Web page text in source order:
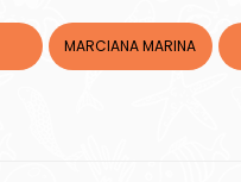
MARCIANA MARINA